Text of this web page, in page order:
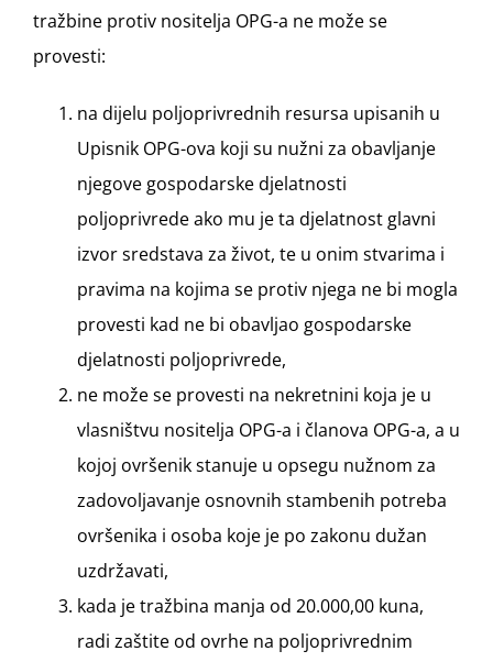
tražbine protiv nositelja OPG-a ne može se
provesti:
na dijelu poljoprivrednih resursa upisanih u
Upisnik OPG-ova koji su nužni za obavljanje
njegove gospodarske djelatnosti
poljoprivrede ako mu je ta djelatnost glavni
izvor sredstava za život, te u onim stvarima i
pravima na kojima se protiv njega ne bi mogla
provesti kad ne bi obavljao gospodarske
djelatnosti poljoprivrede,
ne može se provesti na nekretnini koja je u
vlasništvu nositelja OPG-a i članova OPG-a, a u
kojoj ovršenik stanuje u opsegu nužnom za
zadovoljavanje osnovnih stambenih potreba
ovršenika i osoba koje je po zakonu dužan
uzdržavati,
kada je tražbina manja od 20.000,00 kuna,
radi zaštite od ovrhe na poljoprivrednim